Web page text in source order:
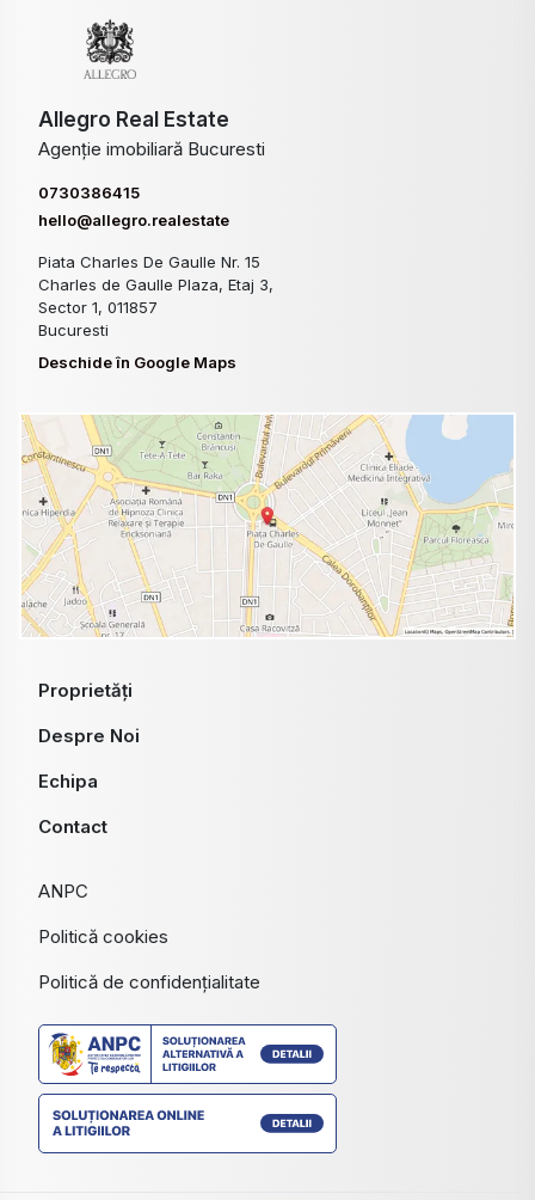
Allegro Real Estate
Agenție imobiliară Bucuresti
0730386415
hello@allegro.realestate
Piata Charles De Gaulle Nr. 15
Charles de Gaulle Plaza, Etaj 3,
Sector 1, 011857
Bucuresti
Deschide în Google Maps
Proprietăți
Despre Noi
Echipa
Contact
ANPC
Politică cookies
Politică de confidențialitate